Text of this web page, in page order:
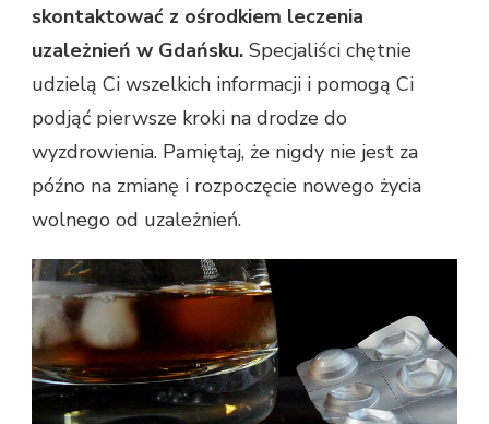
skontaktować z ośrodkiem leczenia
uzależnień w Gdańsku. Specjaliści chętnie
udzielą Ci wszelkich informacji i pomogą Ci
podjąć pierwsze kroki na drodze do
wyzdrowienia. Pamiętaj, że nigdy nie jest za
późno na zmianę i rozpoczęcie nowego życia
wolnego od uzależnień.